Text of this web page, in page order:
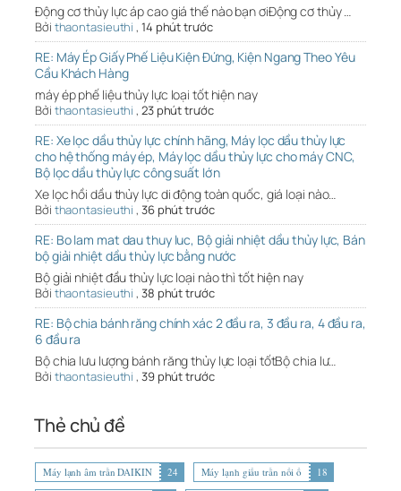
Động cơ thủy lực áp cao giá thế nào bạn ơiĐộng cơ thủy …
Bởi thaontasieuthi , 14 phút trước
RE: Máy Ép Giấy Phế Liệu Kiện Đứng, Kiện Ngang Theo Yêu
Cầu Khách Hàng
máy ép phế liệu thủy lực loại tốt hiện nay
Bởi thaontasieuthi , 23 phút trước
RE: Xe lọc dầu thủy lực chính hãng, Máy lọc dầu thủy lực
cho hệ thống máy ép, Máy lọc dầu thủy lực cho máy CNC,
Bộ lọc dầu thủy lực công suất lớn
Xe lọc hồi dầu thủy lực di động toàn quốc, giá loại nào…
Bởi thaontasieuthi , 36 phút trước
RE: Bo lam mat dau thuy luc, Bộ giải nhiệt dầu thủy lực, Bán
bộ giải nhiệt dầu thủy lực bằng nước
Bộ giải nhiệt đầu thủy lực loại nào thì tốt hiện nay
Bởi thaontasieuthi , 38 phút trước
RE: Bộ chia bánh răng chính xác 2 đầu ra, 3 đầu ra, 4 đầu ra,
6 đầu ra
Bộ chia lưu lượng bánh răng thủy lực loại tốtBộ chia lư…
Bởi thaontasieuthi , 39 phút trước
Thẻ chủ đề
Máy lạnh âm trần DAIKIN 24 Máy lạnh giấu trần nối ố
18